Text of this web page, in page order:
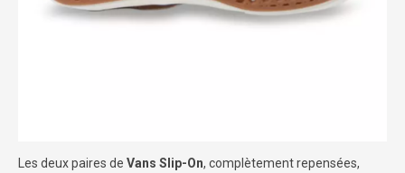
Les deux paires de Vans Slip-On, complètement repensées,